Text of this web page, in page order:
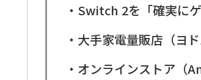
・Switch 2を「確実に
・大手家電量販店（ヨ
・オンラインストア（